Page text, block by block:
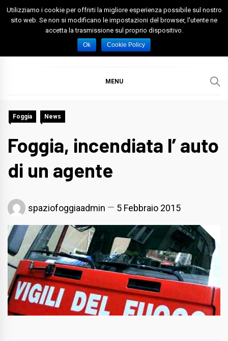
Skip
Spazio Foggia
Foggia News Calcio Eventi e Attività nella Capitanata
MENU
Foggia News
Foggia, incendiata l’ auto
di un agente
spaziofoggiaadmin 5 Febbraio 2015
Utilizziamo i cookie per offrirti la migliore esperienza possibile sul nostro
sito web. Se non si modificano le impostazioni del browser, l'utente ne
accetta la trasmissione sul proprio dispositivo.
Ok Cookie Policy